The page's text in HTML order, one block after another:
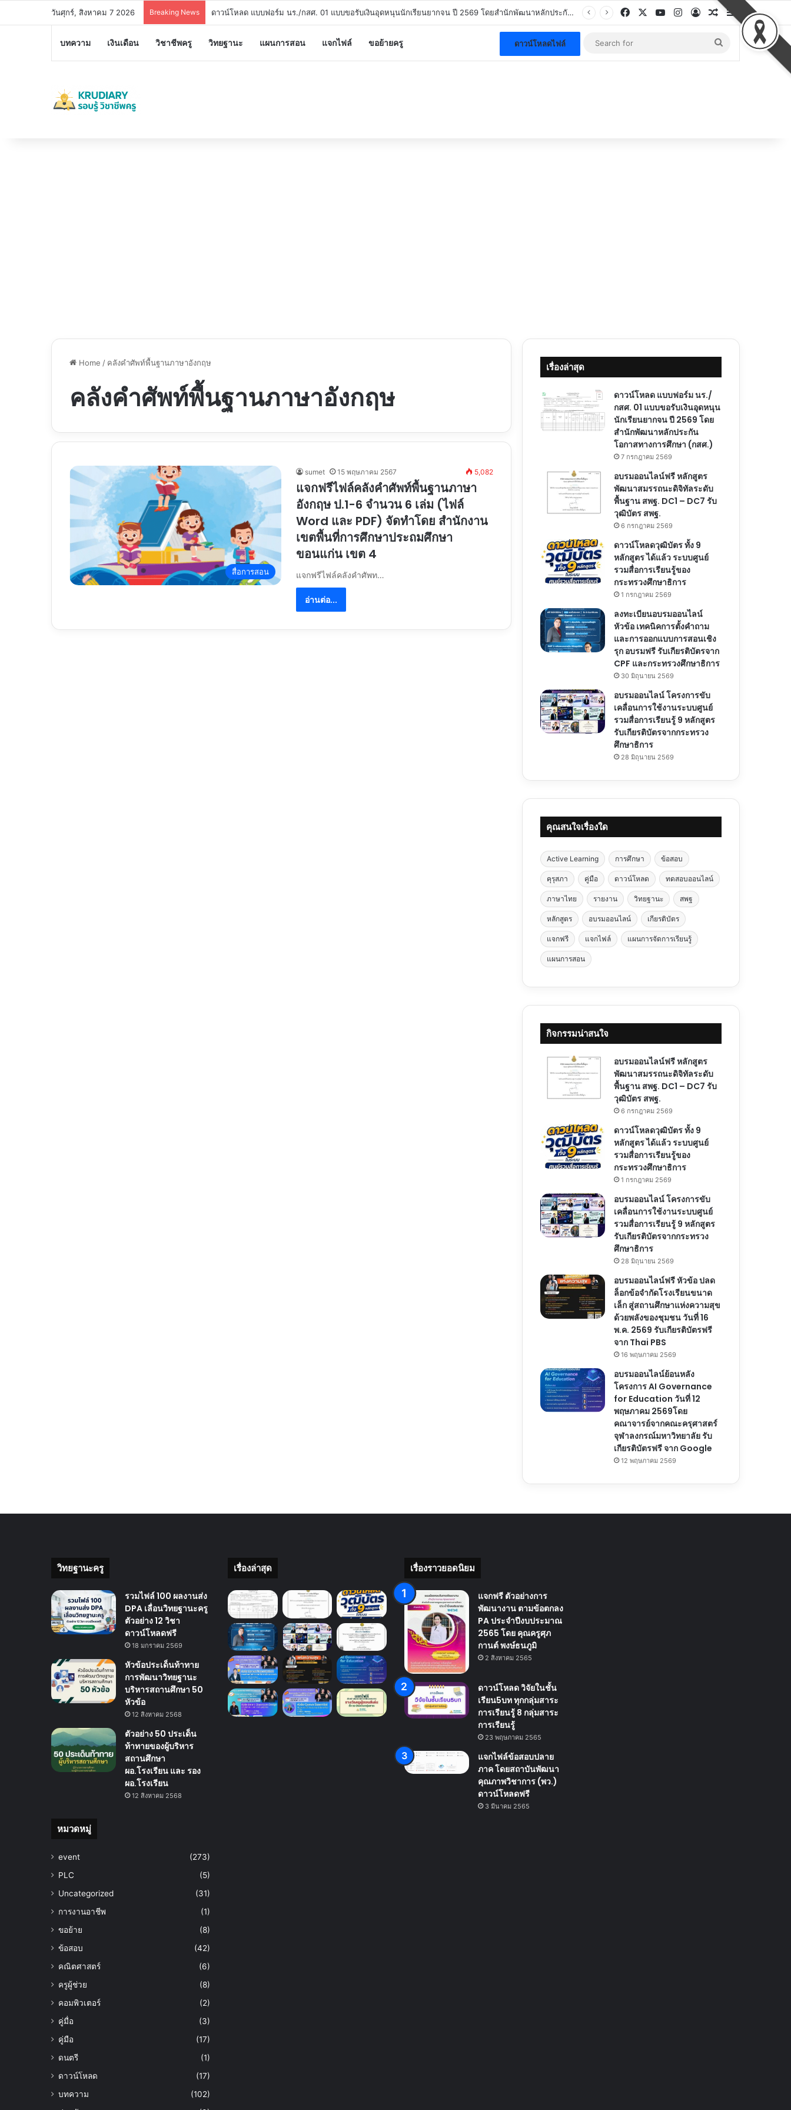
วันศุกร์, สิงหาคม 7 2026 Breaking News อบรมออนไลน์ฟรี หลักสูตรพัฒนาสมรรถนะดิจิทัลระดับพื้นฐาน สพฐ. DC1 – DC7 รับวุฒิบัตร สพฐ. Facebook YouTubeInstagram
Log InRandom Article
Sidebar
บทความ เงินเดือน วิชาชีพครู วิทยฐานะ แผนการสอน แจกไฟล์ ขอย้ายครู ดาวน์โหลดไฟล์
Search
for
Home / คลังคำศัพท์พื้นฐานภาษาอังกฤษ
คลังคำศัพท์พื้นฐานภาษาอังกฤษ
สื่อการสอน
sumet 15 พฤษภาคม 2567 5,082
แจกฟรีไฟล์คลังคำศัพท์พื้นฐานภาษา
อังกฤษ ป.1-6 จำนวน 6 เล่ม (ไฟล์
Word และ PDF) จัดทำโดย สำนักงาน
เขตพื้นที่การศึกษาประถมศึกษา
ขอนแก่น เขต 4
แจกฟรีไฟล์คลังคำศัพท…
อ่านต่อ...
เรื่องล่าสุด
ดาวน์โหลด แบบฟอร์ม นร./
กสศ. 01 แบบขอรับเงินอุดหนุน
นักเรียนยากจน ปี 2569 โดย
สำนักพัฒนาหลักประกัน
โอกาสทางการศึกษา (กสศ.)
7 กรกฎาคม 2569
อบรมออนไลน์ฟรี หลักสูตร
พัฒนาสมรรถนะดิจิทัลระดับ
พื้นฐาน สพฐ. DC1 – DC7 รับ
วุฒิบัตร สพฐ.
6 กรกฎาคม 2569
ดาวน์โหลดวุฒิบัตร ทั้ง 9
หลักสูตร ได้แล้ว ระบบศูนย์
รวมสื่อการเรียนรู้ของ
กระทรวงศึกษาธิการ
1 กรกฎาคม 2569
ลงทะเบียนอบรมออนไลน์
หัวข้อ เทคนิคการตั้งคำถาม
และการออกแบบการสอนเชิง
รุก อบรมฟรี รับเกียรติบัตรจาก
CPF และกระทรวงศึกษาธิการ
30 มิถุนายน 2569
อบรมออนไลน์ โครงการขับ
เคลื่อนการใช้งานระบบศูนย์
รวมสื่อการเรียนรู้ 9 หลักสูตร
รับเกียรติบัตรจากกระทรวง
ศึกษาธิการ
28 มิถุนายน 2569
คุณสนใจเรื่องใด
Active Learning การศึกษา ข้อสอบ
คุรุสภา คู่มือ ดาวน์โหลด ทดสอบออนไลน์
ภาษาไทย รายงาน วิทยฐานะ สพฐ
หลักสูตร อบรมออนไลน์ เกียรติบัตร
แจกฟรี แจกไฟล์ แผนการจัดการเรียนรู้
แผนการสอน
กิจกรรมน่าสนใจ
อบรมออนไลน์ฟรี หลักสูตร
พัฒนาสมรรถนะดิจิทัลระดับ
พื้นฐาน สพฐ. DC1 – DC7 รับ
วุฒิบัตร สพฐ.
6 กรกฎาคม 2569
ดาวน์โหลดวุฒิบัตร ทั้ง 9
หลักสูตร ได้แล้ว ระบบศูนย์
รวมสื่อการเรียนรู้ของ
กระทรวงศึกษาธิการ
1 กรกฎาคม 2569
อบรมออนไลน์ โครงการขับ
เคลื่อนการใช้งานระบบศูนย์
รวมสื่อการเรียนรู้ 9 หลักสูตร
รับเกียรติบัตรจากกระทรวง
ศึกษาธิการ
28 มิถุนายน 2569
อบรมออนไลน์ฟรี หัวข้อ ปลด
ล็อกข้อจำกัดโรงเรียนขนาด
เล็ก สู่สถานศึกษาแห่งความสุข
ด้วยพลังของชุมชน วันที่ 16
พ.ค. 2569 รับเกียรติบัตรฟรี
จาก Thai PBS
16 พฤษภาคม 2569
อบรมออนไลน์ย้อนหลัง
โครงการ AI Governance
for Education วันที่ 12
พฤษภาคม 2569โดย
คณาจารย์จากคณะครุศาสตร์
จุฬาลงกรณ์มหาวิทยาลัย รับ
เกียรติบัตรฟรี จาก Google
12 พฤษภาคม 2569
วิทยฐานะครู
รวมไฟล์ 100 ผลงานส่ง
DPA เลื่อนวิทยฐานะครู
ตัวอย่าง 12 วิชา
ดาวน์โหลดฟรี
18 มกราคม 2569
หัวข้อประเด็นท้าทาย
การพัฒนาวิทยฐานะ
บริหารสถานศึกษา 50
หัวข้อ
12 สิงหาคม 2568
ตัวอย่าง 50 ประเด็น
ท้าทายของผู้บริหาร
สถานศึกษา
ผอ.โรงเรียน และ รอง
ผอ.โรงเรียน
12 สิงหาคม 2568
หมวดหมู่
event
(273)
PLC
(5)
Uncategorized
(31)
การงานอาชีพ
(1)
ขอย้าย
(8)
ข้อสอบ
(42)
คณิตศาสตร์
(6)
ครูผู้ช่วย
(8)
คอมพิวเตอร์
(2)
คู่มื่อ
(3)
คู่มือ
(17)
ดนตรี
(1)
ดาวน์โหลด
(17)
บทความ
(102)
เรื่องล่าสุด เรื่องราวยอดนิยม
แจกฟรี ตัวอย่างการ
พัฒนางาน ตามข้อตกลง
PA ประจำปีงบประมาณ
2565 โดย คุณครูศุภ
กานต์ พงษ์ธนภูมิ
2 สิงหาคม 2565
ดาวน์โหลด วิจัยในชั้น
เรียน5บท ทุกกลุ่มสาระ
การเรียนรู้ 8 กลุ่มสาระ
การเรียนรู้
23 พฤษภาคม 2565
แจกไฟล์ข้อสอบปลาย
ภาค โดยสถาบันพัฒนา
คุณภาพวิชาการ (พว.)
ดาวน์โหลดฟรี
3 มีนาคม 2565